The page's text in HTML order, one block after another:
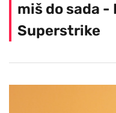
miš do sada -
Superstrike